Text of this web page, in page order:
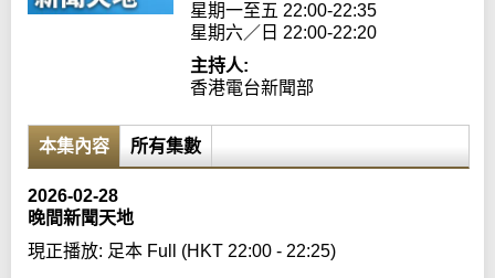
星期一至五 22:00-22:35
星期六／日 22:00-22:20
主持人:
香港電台新聞部
本集內容 所有集數
2026-02-28
晚間新聞天地
現正播放: 足本 Full (HKT 22:00 - 22:25)